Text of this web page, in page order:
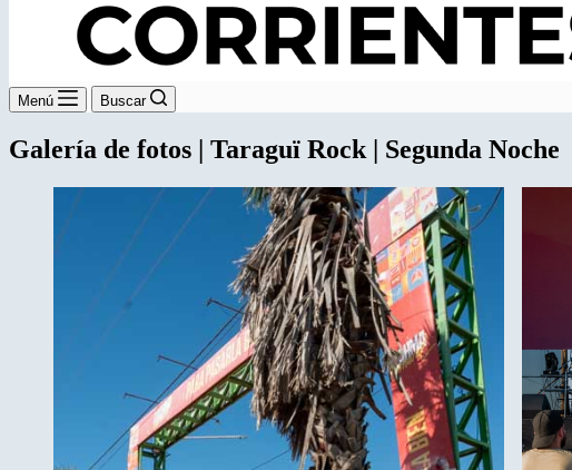
Menú Buscar
Galería de fotos | Taraguï Rock | Segunda Noche